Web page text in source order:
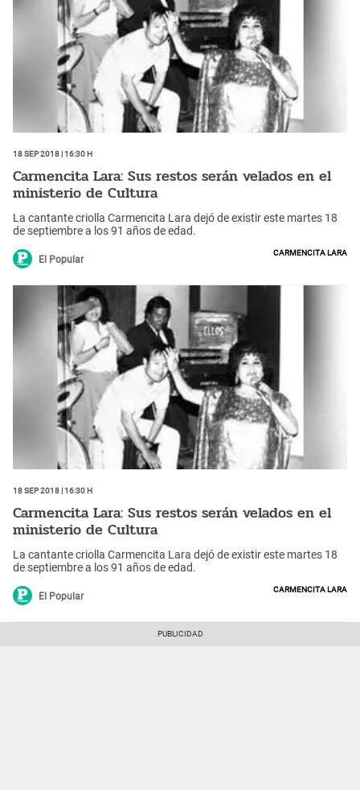
18 Sep 2018 | 16:30 h
Carmencita Lara: Sus restos serán velados en el
ministerio de Cultura
La cantante criolla Carmencita Lara dejó de existir este martes 18
de septiembre a los 91 años de edad.
El Popular
Carmencita Lara
18 Sep 2018 | 16:30 h
Carmencita Lara: Sus restos serán velados en el
ministerio de Cultura
La cantante criolla Carmencita Lara dejó de existir este martes 18
de septiembre a los 91 años de edad.
El Popular
Carmencita Lara